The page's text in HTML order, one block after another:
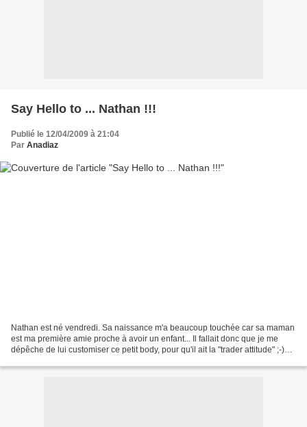
Say Hello to ... Nathan !!!
Publié le 12/04/2009 à 21:04
Par Anadiaz
Nathan est né vendredi. Sa naissance m'a beaucoup touchée car sa maman
est ma première amie proche à avoir un enfant... Il fallait donc que je me
dépêche de lui customiser ce petit body, pour qu'il ait la "trader attitude" ;-)